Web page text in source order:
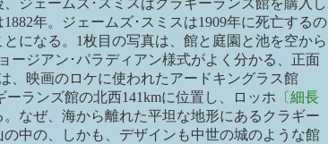
年。ジェームズ･スミスは1909年に死亡するの
になる。1枚目の写真は、館と庭園と池を空から
ージアン･パラディアン様式がよく分かる、正面
、映画のロケに使われたアードキングラス館
ーランズ館の北西141kmに位置し、ロッホ 〔細長
なぜ、海から離れた平坦な地形にあるクラギー
中の、しかも、デザインも中世の城のような館